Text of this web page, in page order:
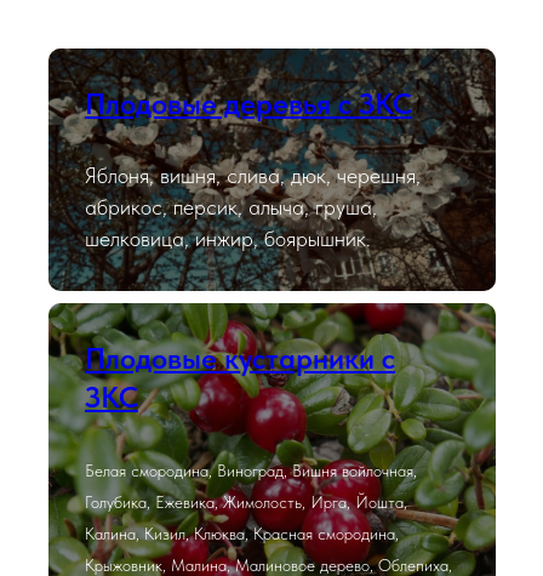
Плодовые деревья с ЗКС
Яблоня, вишня, слива, дюк, черешня,
абрикос, персик, алыча, груша,
шелковица, инжир, боярышник.
Плодовые кустарники с
ЗКС
Белая смородина, Виноград, Вишня войлочная,
Голубика, Ежевика, Жимолость, Ирга, Йошта,
Калина, Кизил, Клюква, Красная смородина,
Крыжовник, Малина, Малиновое дерево, Облепиха,